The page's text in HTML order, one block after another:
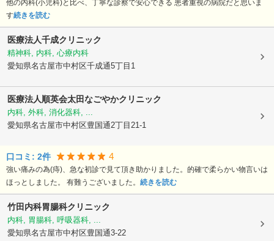
他の内科(小児科)と比べ、丁寧な診察で安心できる 患者重視の病院だと思いま
す続きを読む
医療法人千成クリニック
精神科, 内科, 心療内科
愛知県名古屋市中村区千成通5丁目1
医療法人順英会太田なごやかクリニック
内科, 外科, 消化器科, ...
愛知県名古屋市中村区豊国通2丁目21-1
口コミ: 2件 4
強い痛みの為(痔)、急な初診で見て頂き助かりました。的確で柔らかい物言いは
ほっとしました。 有難うございました。 続きを読む
竹田内科胃腸科クリニック
内科, 胃腸科, 呼吸器科, ...
愛知県名古屋市中村区豊国通3-22